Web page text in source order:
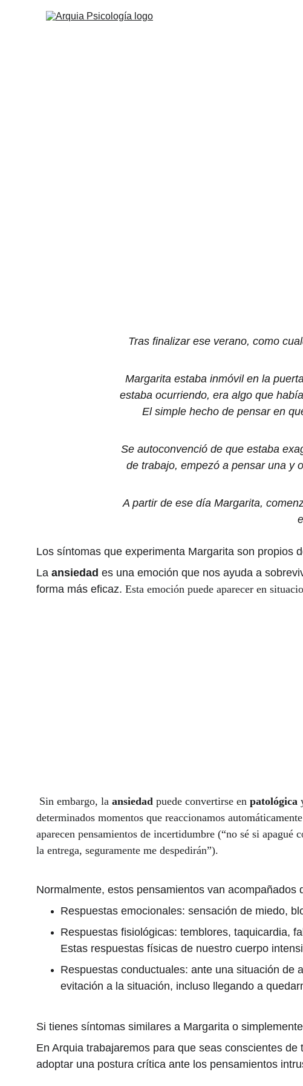
Tras finalizar ese verano, como
Margarita estaba inmóvil en la
estaba ocurriendo, era algo que
El simple hecho de pensar en
Se autoconvenció de que estaba
de trabajo, empezó a pensar una y
A partir de ese día Margarita,
Los síntomas que experimenta Margarita son propios
La ansiedad es una emoción que nos ayuda a
forma más eficaz. Esta emoción puede aparecer en
Normalmente, estos pensamientos van acompañados
Respuestas emocionales: sensación de miedo,
Respuestas fisiológicas: temblores, taquicardia,
Estas respuestas físicas de nuestro cuerpo
Respuestas conductuales: ante una situación de
evitación a la situación, incluso llegando a
Sin embargo, la ansiedad puede convertirse en patológica
determinados momentos que reaccionamos
aparecen pensamientos de incertidumbre (“no sé si
la entrega, seguramente me despedirán”).
Si tienes síntomas similares a Margarita o
En Arquia trabajaremos para que seas conscientes
adoptar una postura crítica ante los pensamientos